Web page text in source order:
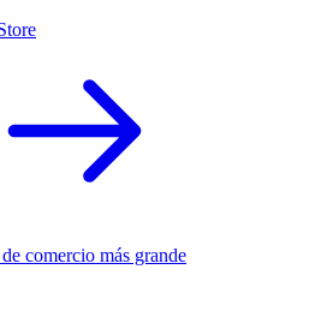
comercio más grande